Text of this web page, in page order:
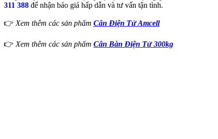
311 388 để nhận báo giá hấp dẫn và tư vấn tận tình.
👉 Xem thêm các sản phẩm Cân Điện Tử Amcell
👉 Xem thêm các sản phẩm Cân Bàn Điện Tử 300kg